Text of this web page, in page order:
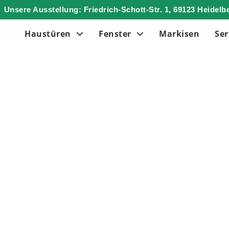
Unsere Ausstellung: Friedrich-Schott-Str. 1, 69123
Haustüren Fenster Markisen